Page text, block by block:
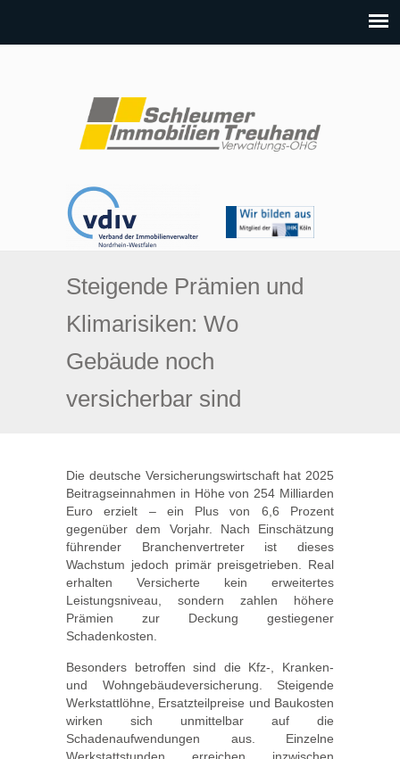
Steigende Prämien und
Klimarisiken: Wo
Gebäude noch
versicherbar sind
Die deutsche Versicherungswirtschaft hat 2025
Beitragseinnahmen in Höhe von 254 Milliarden
Euro erzielt – ein Plus von 6,6 Prozent
gegenüber dem Vorjahr. Nach Einschätzung
führender Branchenvertreter ist dieses
Wachstum jedoch primär preisgetrieben. Real
erhalten Versicherte kein erweitertes
Leistungsniveau, sondern zahlen höhere
Prämien zur Deckung gestiegener
Schadenkosten.
Besonders betroffen sind die Kfz-, Kranken-
und Wohngebäudeversicherung. Steigende
Werkstattlöhne, Ersatzteilpreise und Baukosten
wirken sich unmittelbar auf die
Schadenaufwendungen aus. Einzelne